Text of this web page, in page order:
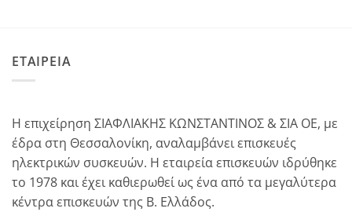
ΕΤΑΙΡΕΙΑ
Η επιχείρηση ΣΙΑΦΛΙΑΚΗΣ ΚΩΝΣΤΑΝΤΙΝΟΣ & ΣΙΑ ΟΕ, με
έδρα στη Θεσσαλονίκη, αναλαμβάνει επισκευές
ηλεκτρικών συσκευών. Η εταιρεία επισκευών ιδρύθηκε
το 1978 και έχει καθιερωθεί ως ένα από τα μεγαλύτερα
κέντρα επισκευών της Β. Ελλάδος.